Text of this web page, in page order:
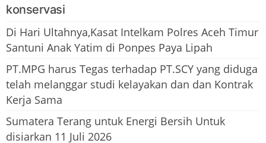
konservasi
Di Hari Ultahnya,Kasat Intelkam Polres Aceh Timur
Santuni Anak Yatim di Ponpes Paya Lipah
PT.MPG harus Tegas terhadap PT.SCY yang diduga
telah melanggar studi kelayakan dan dan Kontrak
Kerja Sama
Sumatera Terang untuk Energi Bersih Untuk
disiarkan 11 Juli 2026